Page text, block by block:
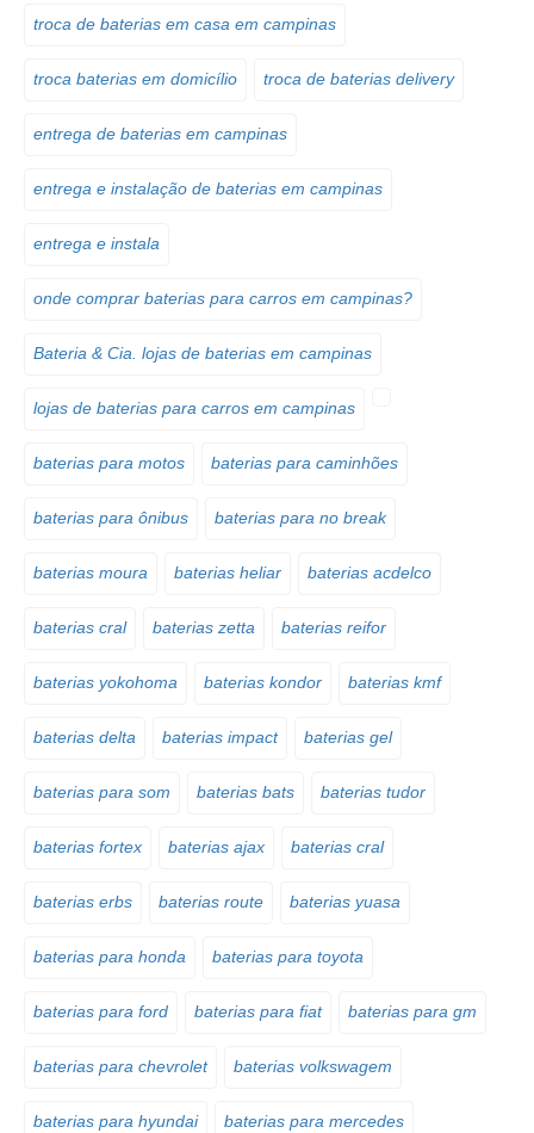
troca de baterias em casa em campinas
troca baterias em domicílio troca de baterias delivery
entrega de baterias em campinas
entrega e instalação de baterias em campinas
entrega e instala
onde comprar baterias para carros em campinas?
Bateria & Cia. lojas de baterias em campinas
lojas de baterias para carros em campinas
baterias para motos baterias para caminhões
baterias para ônibus baterias para no break
baterias moura baterias heliar baterias acdelco
baterias cral baterias zetta baterias reifor
baterias yokohoma baterias kondor baterias kmf
baterias delta baterias impact baterias gel
baterias para som baterias bats baterias tudor
baterias fortex baterias ajax baterias cral
baterias erbs baterias route baterias yuasa
baterias para honda baterias para toyota
baterias para ford baterias para fiat baterias para gm
baterias para chevrolet baterias volkswagem
baterias para hyundai baterias para mercedes